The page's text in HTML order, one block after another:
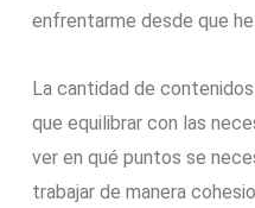
enfrentarme desde que
La cantidad de
que equilibrar con las
ver en qué puntos se
trabajar de manera